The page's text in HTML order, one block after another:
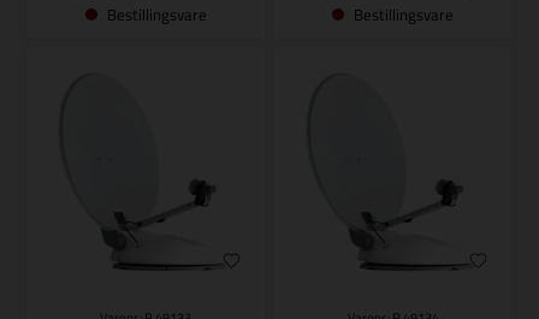
Bestillingsvare Bestillingsvare